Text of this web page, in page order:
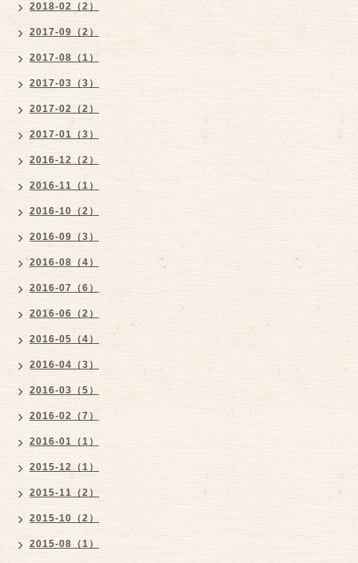
2018-02（2）
2017-09（2）
2017-08（1）
2017-03（3）
2017-02（2）
2017-01（3）
2016-12（2）
2016-11（1）
2016-10（2）
2016-09（3）
2016-08（4）
2016-07（6）
2016-06（2）
2016-05（4）
2016-04（3）
2016-03（5）
2016-02（7）
2016-01（1）
2015-12（1）
2015-11（2）
2015-10（2）
2015-08（1）